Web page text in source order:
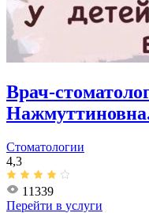
Врач-
Стоматологии
4,3
11339
Перейти в услуги